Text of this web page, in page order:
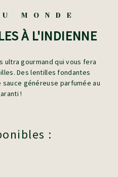
MONDE
À L'INDIENNE
ultra gourmand qui vous fera
Des lentilles fondantes
généreuse parfumée au
!
: